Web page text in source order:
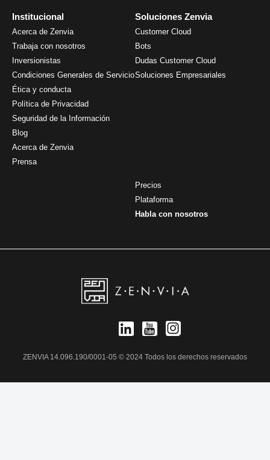
Institucional
Acerca de Zenvia
Trabaja con nosotros
Inversionistas
Condiciones Generales de Servicio
Ética y conducta
Política de Privacidad
Seguridad de la Información
Blog
Acerca de Zenvia
Prensa
Soluciones Zenvia
Customer Cloud
Bots
Dudas Customer Cloud
Soluciones Empresariales
Precios
Plataforma
Habla con nosotros
ZENVIA 14.096.190/0001-05 © 2024 Todos los derechos reservados